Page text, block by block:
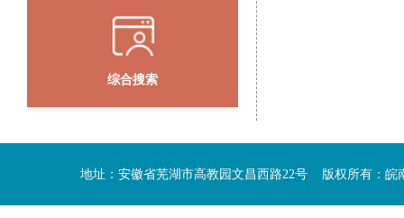
综合搜索
地址：安徽省芜湖市高教园文昌西路22号 版权所有：